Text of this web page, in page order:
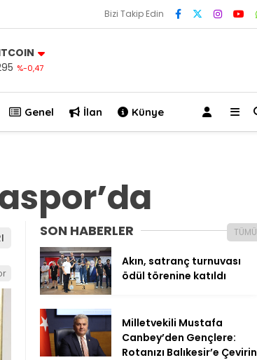
Bizi Takip Edin
%-0,47
Genel İlan Künye
SON HABERLER TÜMÜ
Akın, satranç turnuvası
ödül törenine katıldı
Milletvekili Mustafa
Canbey’den Gençlere:
Rotanızı Balıkesir’e Çevirin